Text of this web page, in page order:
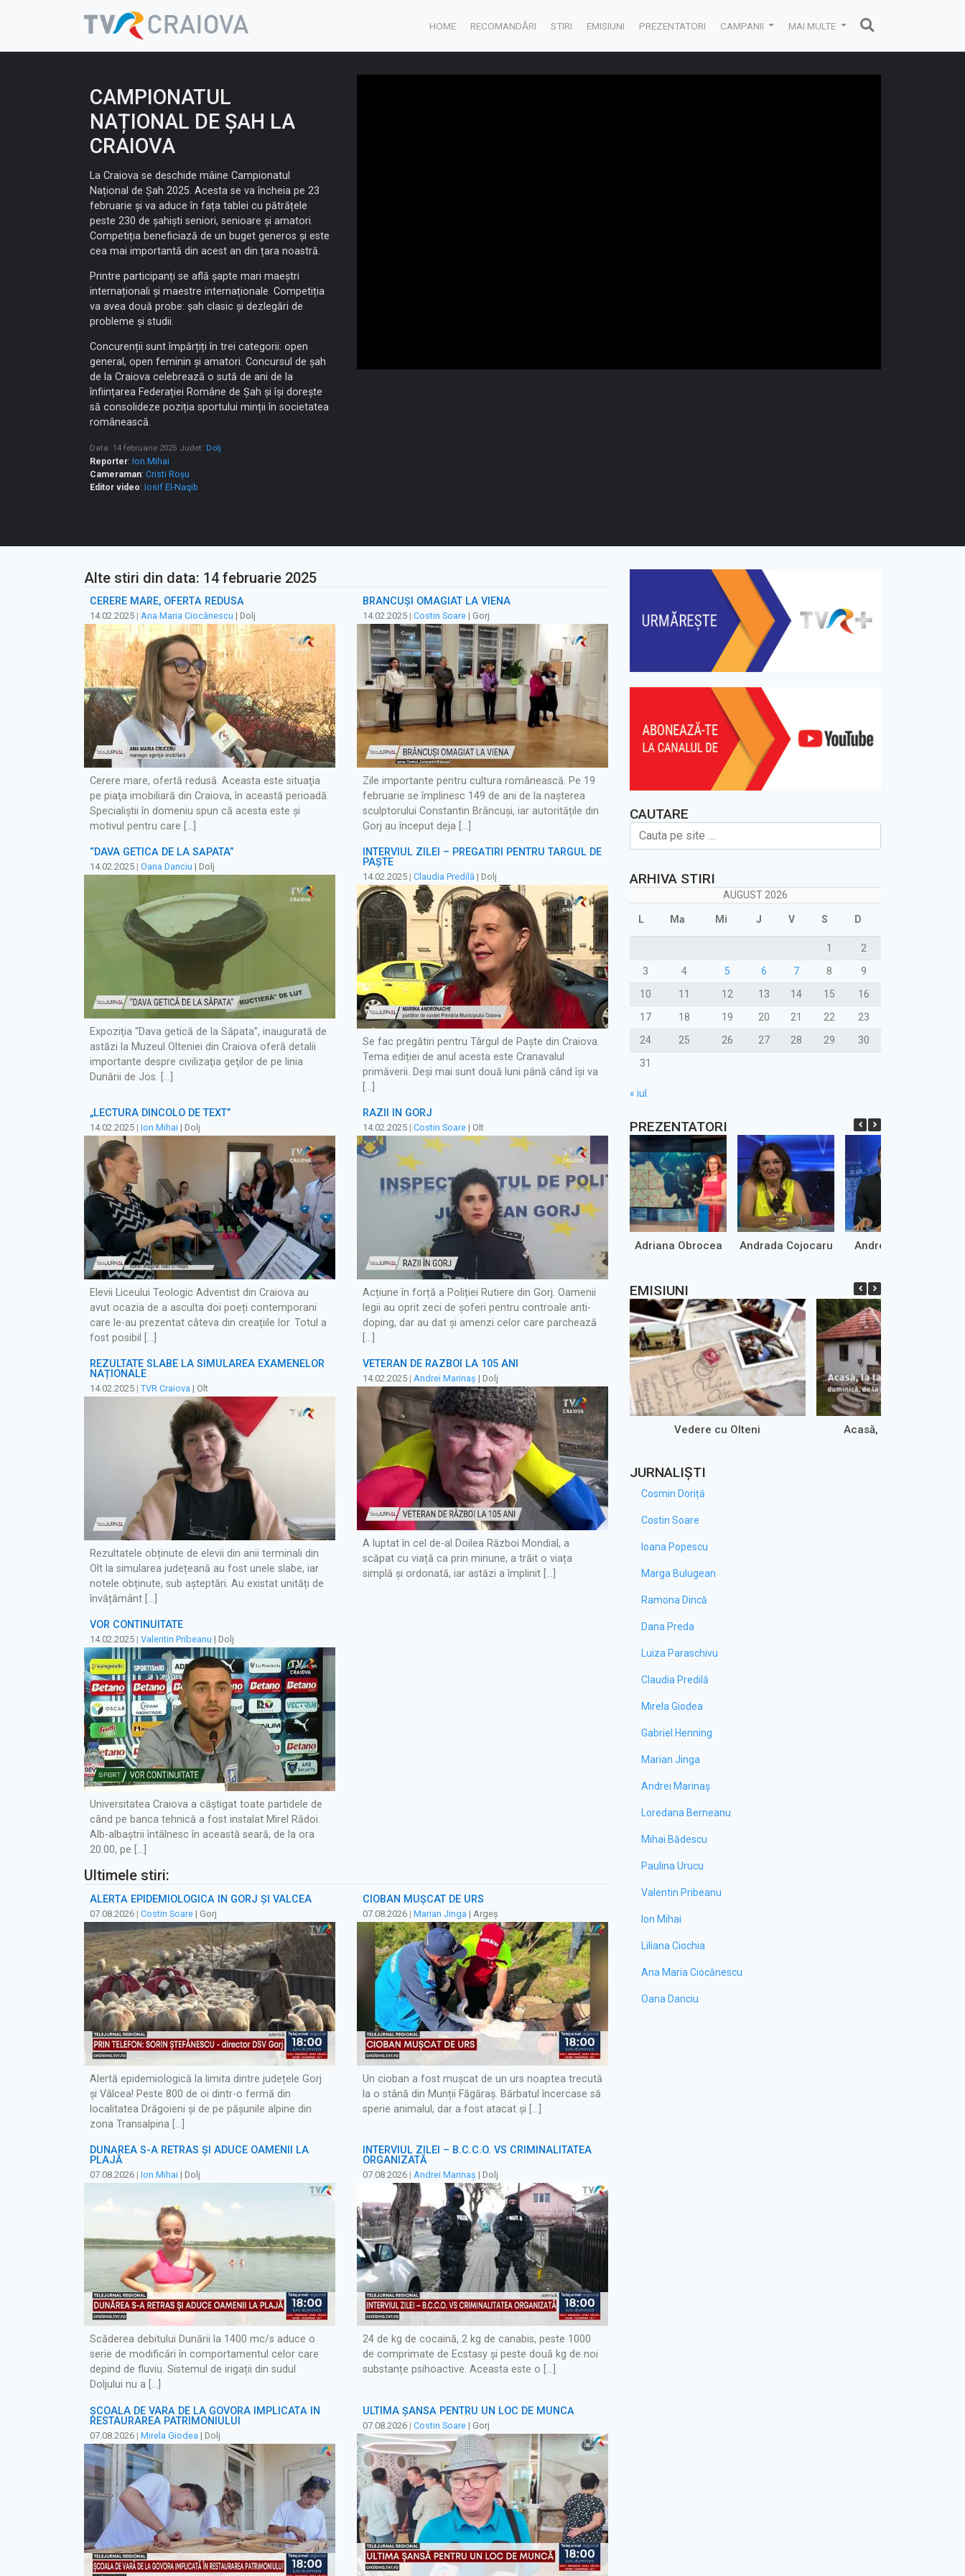
HOME RECOMANDĂRI STIRI EMISIUNI PREZENTATORI CAMPANII MAI MULTE
CAMPIONATUL
NAȚIONAL DE ȘAH LA
CRAIOVA
La Craiova se deschide mâine Campionatul
Național de Șah 2025. Acesta se va încheia pe 23
februarie și va aduce în fața tablei cu pătrățele
peste 230 de șahiști seniori, senioare și amatori.
Competiția beneficiază de un buget generos și este
cea mai importantă din acest an din țara noastră.
Printre participanți se află șapte mari maeștri
internaționali și maestre internaționale. Competiția
va avea două probe: șah clasic și dezlegări de
probleme și studii.
Concurenții sunt împărțiți în trei categorii: open
general, open feminin și amatori. Concursul de șah
de la Craiova celebrează o sută de ani de la
înființarea Federației Române de Șah și își dorește
să consolideze poziția sportului minții în societatea
românească.
Data: 14 februarie 2025 Judet: Dolj
Reporter: Ion Mihai
Cameraman: Cristi Roșu
Editor video: Iosif El-Naqib
Alte stiri din data: 14 februarie 2025
CERERE MARE, OFERTĂ REDUSĂ
14.02.2025 | Ana Maria Ciocănescu | Dolj
Cerere mare, ofertă redusă. Aceasta este situaţia
pe piaţa imobiliară din Craiova, în această perioadă.
Specialiștii în domeniu spun că acesta este şi
motivul pentru care […]
BRÂNCUȘI OMAGIAT LA VIENA
14.02.2025 | Costin Soare | Gorj
Zile importante pentru cultura românească. Pe 19
februarie se împlinesc 149 de ani de la nașterea
sculptorului Constantin Brâncuși, iar autoritățile din
Gorj au început deja […]
“DAVA GETICĂ DE LA SĂPATA”
14.02.2025 | Oana Danciu | Dolj
Expoziţia “Dava getică de la Săpata”, inaugurată de
astăzi la Muzeul Olteniei din Craiova oferă detalii
importante despre civilizaţia geţilor de pe linia
Dunării de Jos. […]
INTERVIUL ZILEI – PREGĂTIRI PENTRU TÂRGUL DE
PAȘTE
14.02.2025 | Claudia Predilă | Dolj
Se fac pregătiri pentru Târgul de Paște din Craiova.
Tema ediției de anul acesta este Cranavalul
primăverii. Deși mai sunt două luni până când își va
[…]
„LECTURA DINCOLO DE TEXT”
14.02.2025 | Ion Mihai | Dolj
Elevii Liceului Teologic Adventist din Craiova au
avut ocazia de a asculta doi poeți contemporani
care le-au prezentat câteva din creațiile lor. Totul a
fost posibil […]
RAZII ÎN GORJ
14.02.2025 | Costin Soare | Olt
Acțiune în forță a Poliției Rutiere din Gorj. Oamenii
legii au oprit zeci de șoferi pentru controale anti-
doping, dar au dat și amenzi celor care parchează
[…]
REZULTATE SLABE LA SIMULAREA EXAMENELOR
NAȚIONALE
14.02.2025 | TVR Craiova | Olt
Rezultatele obținute de elevii din anii terminali din
Olt la simularea județeană au fost unele slabe, iar
notele obținute, sub așteptări. Au existat unități de
învățământ […]
VETERAN DE RĂZBOI LA 105 ANI
14.02.2025 | Andrei Marinaș | Dolj
A luptat în cel de-al Doilea Război Mondial, a
scăpat cu viață ca prin minune, a trăit o viața
simplă și ordonată, iar astăzi a împlinit […]
VOR CONTINUITATE
14.02.2025 | Valentin Pribeanu | Dolj
Universitatea Craiova a câștigat toate partidele de
când pe banca tehnică a fost instalat Mirel Rădoi.
Alb-albaștrii întâlnesc în această seară, de la ora
20.00, pe […]
Ultimele stiri:
ALERTĂ EPIDEMIOLOGICĂ ÎN GORJ ȘI VÂLCEA
07.08.2026 | Costin Soare | Gorj
Alertă epidemiologică la limita dintre județele Gorj
și Vâlcea! Peste 800 de oi dintr-o fermă din
localitatea Drăgoieni și de pe pășunile alpine din
zona Transalpina […]
CIOBAN MUȘCAT DE URS
07.08.2026 | Marian Jinga | Argeș
Un cioban a fost mușcat de un urs noaptea trecută
la o stână din Munții Făgăraș. Bărbatul încercase să
sperie animalul, dar a fost atacat și […]
DUNĂREA S-A RETRAS ŞI ADUCE OAMENII LA
PLAJĂ
07.08.2026 | Ion Mihai | Dolj
Scăderea debitului Dunării la 1400 mc/s aduce o
serie de modificări în comportamentul celor care
depind de fluviu. Sistemul de irigații din sudul
Doljului nu a […]
INTERVIUL ZILEI – B.C.C.O. VS CRIMINALITATEA
ORGANIZATĂ
07.08.2026 | Andrei Marinaș | Dolj
24 de kg de cocaină, 2 kg de canabis, peste 1000
de comprimate de Ecstasy și peste două kg de noi
substanțe psihoactive. Aceasta este o […]
ȘCOALA DE VARĂ DE LA GOVORA IMPLICATĂ ÎN
RESTAURAREA PATRIMONIULUI
07.08.2026 | Mirela Giodea | Dolj
ULTIMA ȘANSĂ PENTRU UN LOC DE MUNCĂ
07.08.2026 | Costin Soare | Gorj
CAUTARE
ARHIVA STIRI
AUGUST 2026
L Ma Mi J V S D
1
2
3
4 5 6 7 8
9
10
11 12 13 14 15
16
17
18 19 20 21 22
23
24
25 26 27 28 29
30
31
« iul.
PREZENTATORI
Adriana Obrocea Andrada Cojocaru Andrei Marinaș
EMISIUNI
Vedere cu Olteni Acasă, la țară – ARHIVA
JURNALIȘTI
Cosmin Doriță
Costin Soare
Ioana Popescu
Marga Bulugean
Ramona Dincă
Dana Preda
Luiza Paraschivu
Claudia Predilă
Mirela Giodea
Gabriel Henning
Marian Jinga
Andrei Marinaș
Loredana Berneanu
Mihai Bădescu
Paulina Urucu
Valentin Pribeanu
Ion Mihai
Liliana Ciochia
Ana Maria Ciocănescu
Oana Danciu